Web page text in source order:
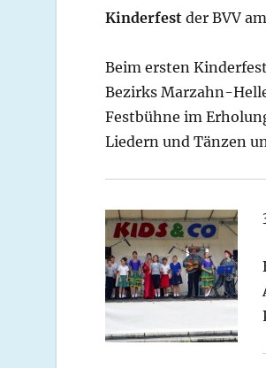
Kinderfest der BVV
Beim ersten
Bezirks Marzahn-
Festbühne im
Liedern und Tänzen